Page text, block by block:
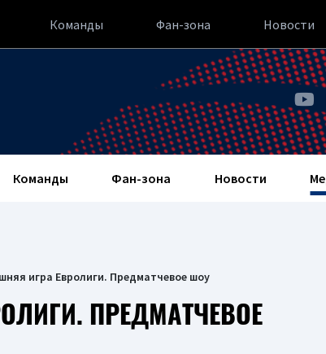
Команды Фан-зона Новости
Команды Фан-зона Новости
игра Евролиги. Предматчевое шоу
ПРЕДМАТЧЕВОЕ